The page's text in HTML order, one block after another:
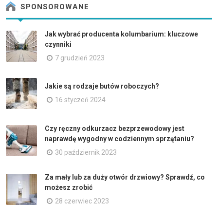
SPONSOROWANE
Jak wybrać producenta kolumbarium: kluczowe
czynniki
7 grudzień 2023
Jakie są rodzaje butów roboczych?
16 styczeń 2024
Czy ręczny odkurzacz bezprzewodowy jest
naprawdę wygodny w codziennym sprzątaniu?
30 październik 2023
Za mały lub za duży otwór drzwiowy? Sprawdź, co
możesz zrobić
28 czerwiec 2023